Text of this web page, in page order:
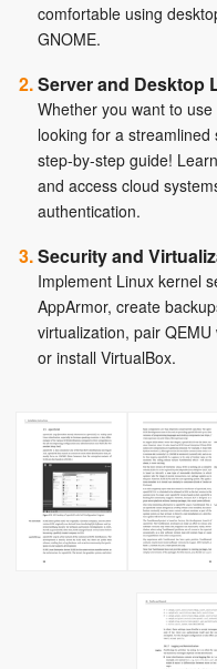
comfortable using
GNOME.
Server and Desktop
Whether you want to
looking for a
step-by-step guide!
and access cloud
authentication.
Security and
Implement Linux kernel
AppArmor, create
virtualization, pair
or install VirtualBox.